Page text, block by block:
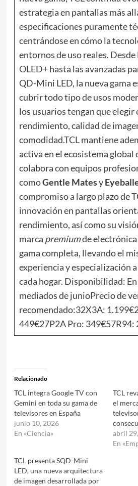
estrategia en pantallas más
especificaciones puramente
centrándose en cómo la
entornos de uso reales.
OLED+ hasta las avanzadas
QD-Mini LED, la nueva gama
cubrir todo tipo de usos
los usuarios tengan que elegir
rendimiento, calidad de
comodidad.TCL mantiene
activa en el ecosistema global
colabora con equipos
comoGentle Matesy
compromiso a largo plazo de
innovación en pantallas
rendimiento, así como su
marca premiumde electrónica
gama completa, llevando el
experiencia y especialización
cada hogar. Disponibilidad:
mediados de junioPrecio de
recomendado:32X3A:
449€27P2A Pro: 349€57R94:
Relacionado
TCL integra Google TV con
Gemini en toda su gama de
televisores en España
junio 10, 2026
En «Ciencia»
TCL
el
abril
En
TCL presenta SQD-Mini
LED, una nueva arquitectura
de imagen desarrollada por